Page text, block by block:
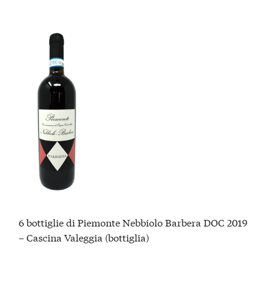
6 bottiglie di Piemonte Nebbiolo Barbera DOC 2019
– Cascina Valeggia (bottiglia)